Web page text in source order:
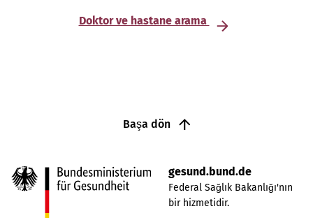
Doktor ve hastane arama
Başa dön
gesund.bund.de
Federal Sağlık Bakanlığı'nın
bir hizmetidir.